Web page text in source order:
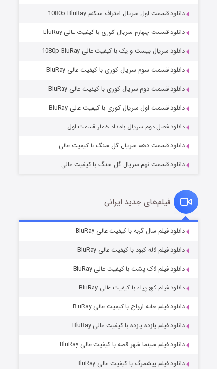
عملیات آپارتمان
قسمت۲ (زیرنویس) منتشر شد
قسمت۲ (زیرنویس) منتشر شد
دانلود قسمت اول سریال اعتراف میکنم 1080p BluRay
دانلود قسمت چهارم سریال کوری با کیفیت عالی BluRay
دانلود سریال بیست و یک با کیفیت عالی 1080p BluRay
دانلود قسمت سوم سریال کوری با کیفیت عالی BluRay
دانلود قسمت دوم سریال کوری با کیفیت عالی BluRay
دانلود قسمت اول سریال کوری با کیفیت عالی BluRay
دانلود فصل دوم سریال بامداد خمار قسمت اول
دانلود قسمت دهم سریال گل سنگ با کیفیت عالی
دانلود قسمت نهم سریال گل سنگ با کیفیت عالی
فیلم‌های جدید ایرانی
دانلود فیلم سال گربه با کیفیت عالی BluRay
دانلود فیلم لاله کبود با کیفیت عالی BluRay
دانلود فیلم لاک پشت با کیفیت عالی BluRay
دانلود فیلم کج‌ پیله با کیفیت عالی BluRay
دانلود فیلم خانه ارواح با کیفیت عالی BluRay
دانلود فیلم یازده یازده با کیفیت عالی BluRay
دانلود فیلم سینما شهر قصه با کیفیت عالی BluRay
دانلود فیلم پیشمرگ با کیفیت عالی BluRay